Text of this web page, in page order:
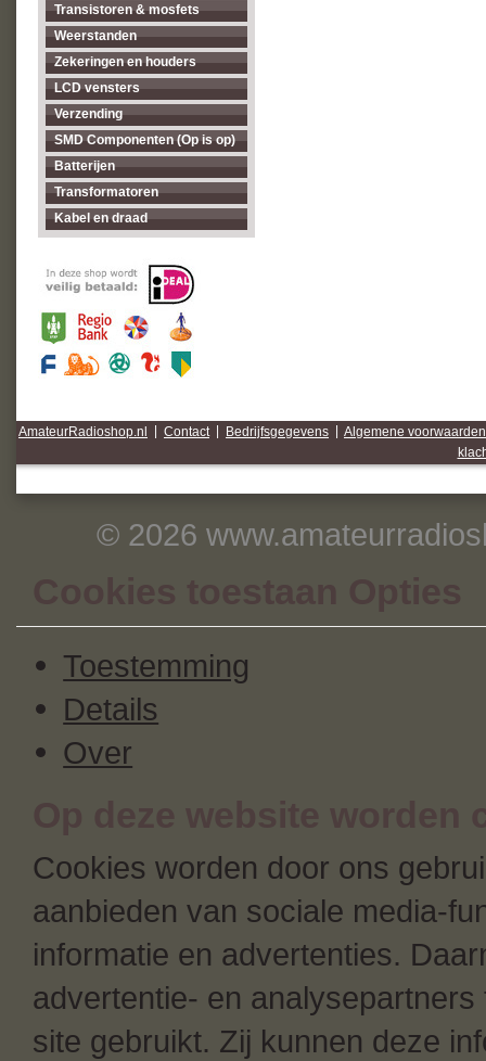
Transistoren & mosfets
Weerstanden
Zekeringen en houders
LCD vensters
Verzending
SMD Componenten (Op is op)
Batterijen
Transformatoren
Kabel en draad
AmateurRadioshop.nl Contact Bedrijfsgegevens
Algemene voorwaarden
© 2026
Cookies toestaan Opties
Toestemming
Details
Over
Op deze website worden
Cookies worden door ons
aanbieden van sociale media-
informatie en advertenties.
advertentie- en
site gebruikt. Zij kunnen deze